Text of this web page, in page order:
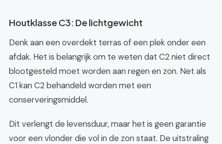
Houtklasse C3: De lichtgewicht
Denk aan een overdekt terras of een plek onder een
afdak. Het is belangrijk om te weten dat C2 niet direct
blootgesteld moet worden aan regen en zon. Net als
C1 kan C2 behandeld worden met een
conserveringsmiddel.
Dit verlengt de levensduur, maar het is geen garantie
voor een vlonder die vol in de zon staat. De uitstraling